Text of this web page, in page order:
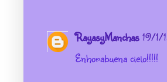
RayasyManchas 19/1/
Enhorabuena cielo!!!!!